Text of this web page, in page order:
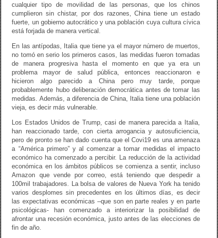
cualquier tipo de movilidad de las personas, que los chinos
cumplieron sin chistar, por dos razones, China tiene un estado
fuerte, un gobierno autocrático y una población cuya cultura cívica
está forjada de manera vertical.
En las antípodas, Italia que tiene ya el mayor número de muertos,
no tomó en serio los primeros casos, las medidas fueron tomadas
de manera progresiva hasta el momento en que ya era un
problema mayor de salud pública, entonces reaccionaron e
hicieron algo parecido a China pero muy tarde, porque
probablemente hubo deliberación democrática antes de tomar las
medidas. Además, a diferencia de China, Italia tiene una población
vieja, es decir más vulnerable.
Los Estados Unidos de Trump, casi de manera parecida a Italia,
han reaccionado tarde, con cierta arrogancia y autosuficiencia,
pero de pronto se han dado cuenta que el Covi19 es una amenaza
a “América primero” y al comenzar a tomar medidas el impacto
económico ha comenzado a percibir. La reducción de la actividad
económica en los ámbitos públicos se comienza a sentir, incluso
Amazon que vende por correo, está teniendo que despedir a
100mil trabajadores. La bolsa de valores de Nueva York ha tenido
varios desplomes sin precedentes en los últimos días, es decir
las expectativas económicas –que son en parte reales y en parte
psicológicas- han comenzado a interiorizar la posibilidad de
afrontar una recesión económica, justo antes de las elecciones de
fin de año.